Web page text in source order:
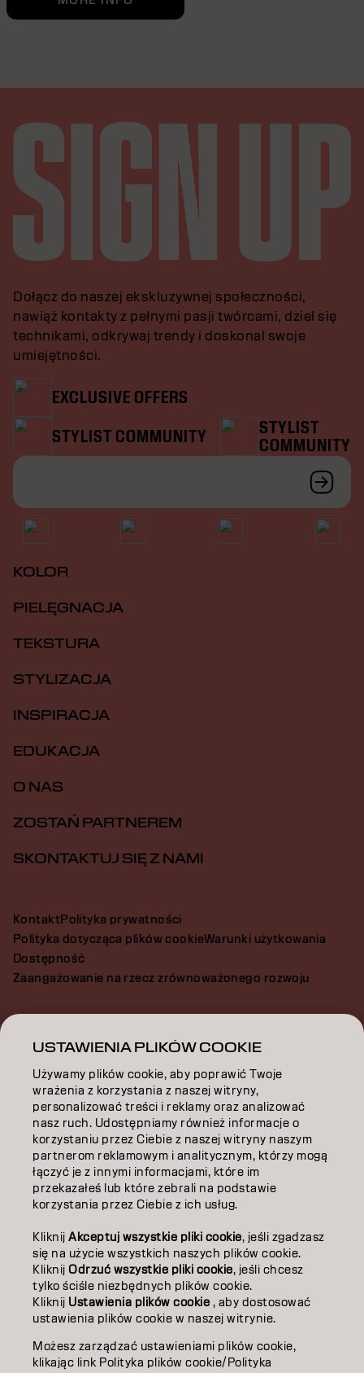
Dołącz do naszej ekskluzywnej społeczności,
nawiąż kontakty z pełnymi pasji twórcami, dziel się
technikami, odkrywaj trendy i doskonal swoje
umiejętności.
EXCLUSIVE OFFERS
STYLIST COMMUNITY
STYLIST
COMMUNITY
KOLOR
PIELĘGNACJA
TEKSTURA
STYLIZACJA
INSPIRACJA
EDUKACJA
O NAS
ZOSTAŃ PARTNEREM
SKONTAKTUJ SIĘ Z NAMI
KontaktPolityka prywatności
Polityka dotycząca plików cookieWarunki użytkowania
Dostępność
Zaangażowanie na rzecz zrównoważonego rozwoju
Goldwell jest częścią
Wybierz
lokalizację:
Asia
Europe
USTAWIENIA PLIKÓW COOKIE
Używamy plików cookie, aby poprawić Twoje
wrażenia z korzystania z naszej witryny,
personalizować treści i reklamy oraz analizować
nasz ruch. Udostępniamy również informacje o
korzystaniu przez Ciebie z naszej witryny naszym
partnerom reklamowym i analitycznym, którzy mogą
łączyć je z innymi informacjami, które im
przekazałeś lub które zebrali na podstawie
korzystania przez Ciebie z ich usług.
KliknijAkceptuj wszystkie pliki cookie, jeśli zgadzasz
się na użycie wszystkich naszych plików cookie.
KliknijOdrzuć wszystkie pliki cookie, jeśli chcesz
tylko ściśle niezbędnych plików cookie.
Kliknij Ustawienia plików cookie , aby dostosować
ustawienia plików cookie w naszej witrynie.
Możesz zarządzać ustawieniami plików cookie,
klikając link Polityka plików cookie/Polityka